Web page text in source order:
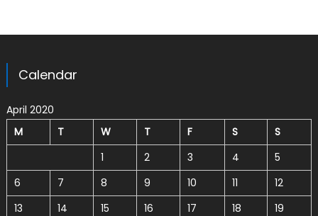
Calendar
April 2020
M
T W T F S
S
1
2 3 4
5
6
7 8 9 10 11
12
13
14 15 16 17 18
19